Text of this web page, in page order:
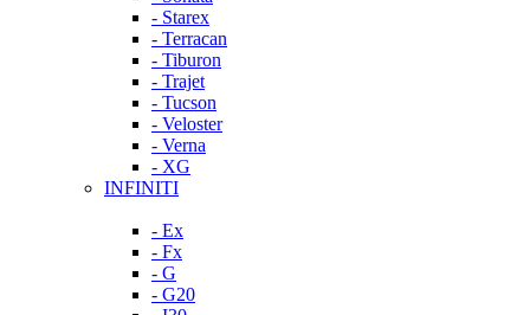
- Starex
- Terracan
- Tiburon
- Trajet
- Tucson
- Veloster
- Verna
- XG
INFINITI
- Ex
- Fx
- G
- G20